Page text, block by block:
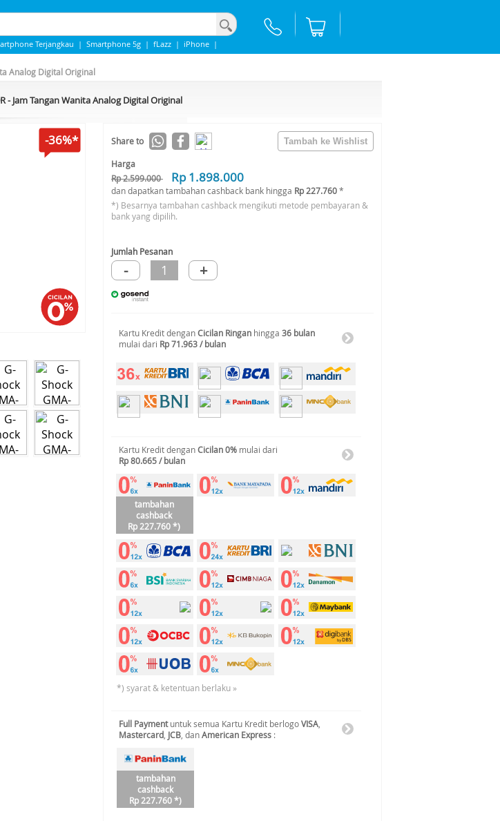
Terjangkau | Smartphone 5g | fLazz | iPhone |
Analog Digital Original
- Jam Tangan Wanita Analog Digital Original
-36%* Share to
Harga
Rp 2.599.000
Rp 1.898.000
dan dapatkan tambahan cashback bank hingga Rp 227.760*
*) Besarnya tambahan cashback mengikuti metode pembayaran &
bank yang dipilih.
Jumlah Pesanan
- 1 +
Kartu Kredit denganCicilan Ringan hingga 36 bulan
mulai dari Rp 71.963 / bulan
Kartu Kredit denganCicilan 0% mulai dari
Rp 80.665 / bulan
tambahan
cashback
Rp 227.760 *)
*) syarat & ketentuan berlaku »
Full Paymentuntuk semua Kartu Kredit berlogoVISA
Mastercard JCB , danAmerican Express :
tambahan
cashback
Rp 227.760 *)